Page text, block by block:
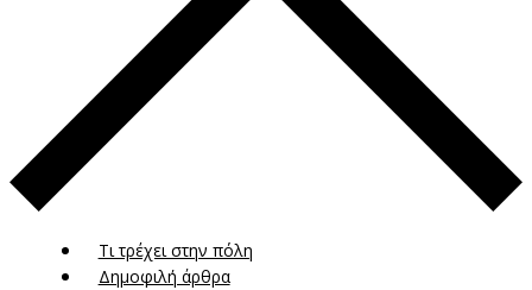
Τι τρέχει στην πόλη
Δημοφιλή άρθρα